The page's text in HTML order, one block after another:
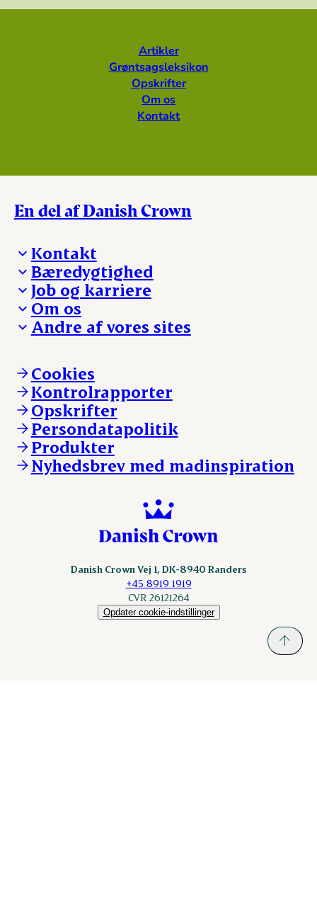
Artikler
Grøntsagsleksikon
Opskrifter
Om os
Kontakt
En del af Danish Crown
Kontakt
Besøg Danish Crown
Presse og nyheder
Reklamationer
Whistleblower
Øvrige henvendelser
Bæredygtighed
Fra jord til bord
Hverdagen
Ansvarlighed og nøgletal
Job og karriere
Arbejd med os
Ledige stillinger
Om os
Hvem er vi
Vores resultater
Vores lokationer
Kontakt
Andre af vores sites
Andelsejere - kreatur
Danishcrownprofessional.com
DAT-Schaub.com
ESS-FOOD.com
Fonden Dansk Gastronomi
KLS.se
nordicspoor.com
Scanhide.dk
Cookies
Kontrolrapporter
Opskrifter
Persondatapolitik
Produkter
Nyhedsbrev med madinspiration
Danish Crown Vej 1, DK-8940 Randers
+45 8919 1919
CVR 26121264
Opdater cookie-indstillinger